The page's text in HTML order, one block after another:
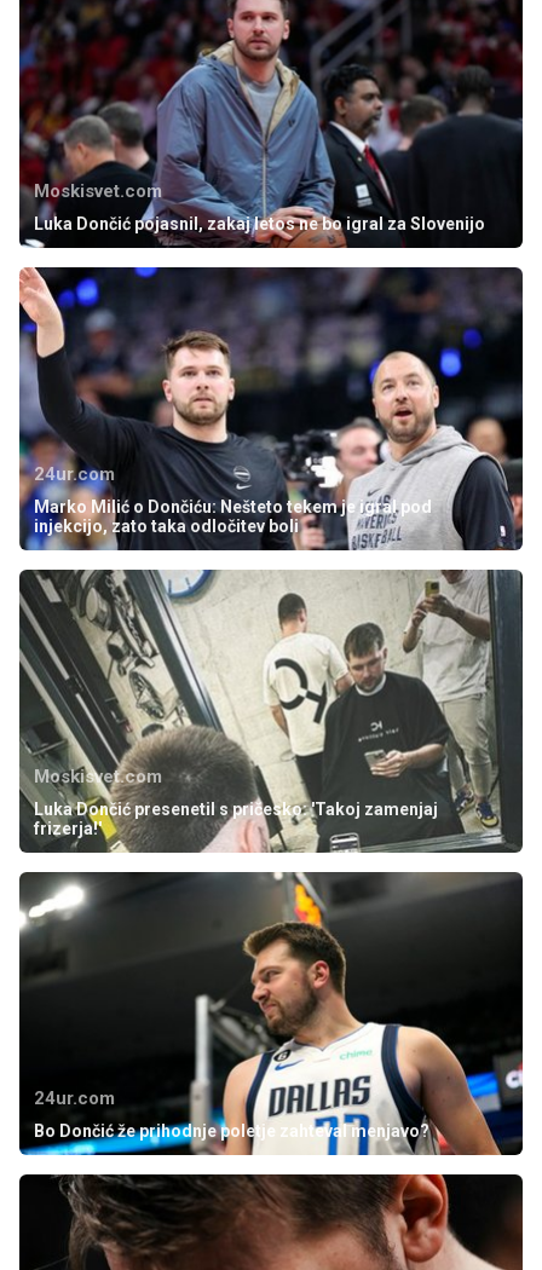
Moskisvet.com
Luka Dončić pojasnil, zakaj letos ne bo igral za Slovenijo
24ur.com
Marko Milić o Dončiću: Nešteto tekem je igral pod
injekcijo, zato taka odločitev boli
Moskisvet.com
Luka Dončić presenetil s pričesko: 'Takoj zamenjaj
frizerja!'
24ur.com
Bo Dončić že prihodnje poletje zahteval menjavo?